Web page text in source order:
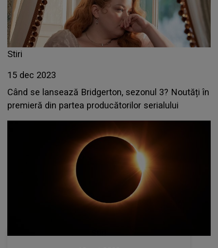
Stiri
15 dec 2023
Când se lansează Bridgerton, sezonul 3? Noutăți în
premieră din partea producătorilor serialului